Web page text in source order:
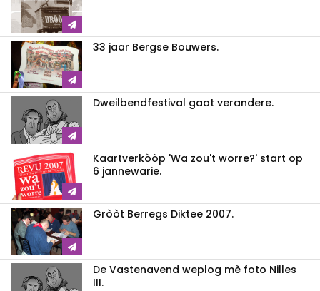
33 jaar Bergse Bouwers.
Dweilbendfestival gaat verandere.
Kaartverkòòp 'Wa zou't worre?' start op
6 jannewarie.
Gròòt Berregs Diktee 2007.
De Vastenavend weplog mè foto Nilles
III.